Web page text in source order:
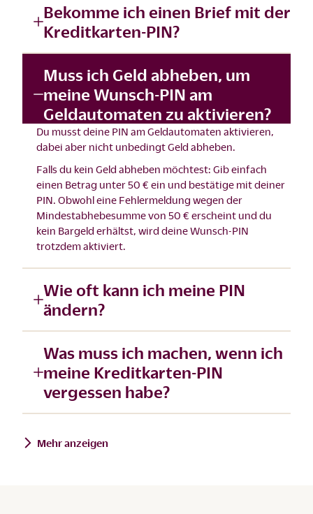
Bekomme ich einen Brief mit der
Kreditkarten-PIN?
Muss ich Geld abheben, um
meine Wunsch-PIN am
Geldautomaten zu aktivieren?
Du musst deine PIN am Geldautomaten aktivieren,
dabei aber nicht unbedingt Geld abheben.
Falls du kein Geld abheben möchtest: Gib einfach
einen Betrag unter 50 € ein und bestätige mit deiner
PIN. Obwohl eine Fehlermeldung wegen der
Mindestabhebesumme von 50 € erscheint und du
kein Bargeld erhältst, wird deine Wunsch-PIN
trotzdem aktiviert.
Wie oft kann ich meine PIN
ändern?
Was muss ich machen, wenn ich
meine Kreditkarten-PIN
vergessen habe?
Mehr anzeigen